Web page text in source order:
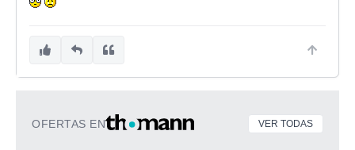
OFERTAS EN VER TODAS